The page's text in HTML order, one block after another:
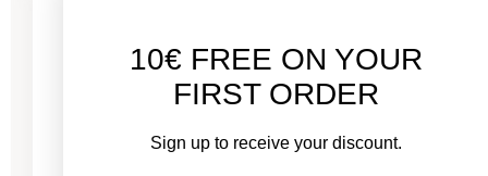
10€ FREE ON YOUR
FIRST ORDER
Sign up to receive your discount.